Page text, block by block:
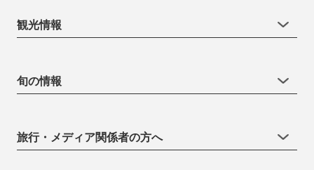
観光情報
旬の情報
旅行・メディア関係者の方へ